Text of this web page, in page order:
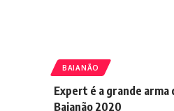
BAIANÃO
Expert é a grande arma
Baianão 2020